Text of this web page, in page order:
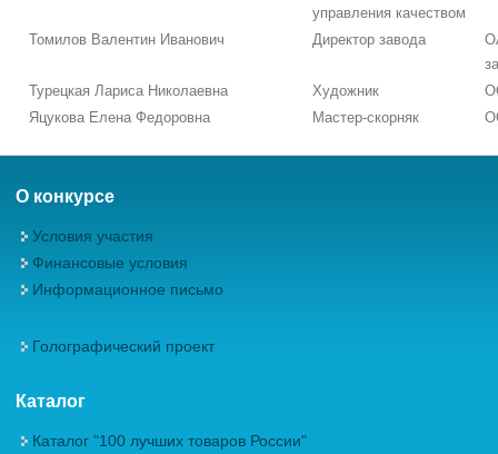
управления качеством
Томилов Валентин Иванович Директор завода
Турецкая Лариса Николаевна
Художник
Яцукова Елена Федоровна
Мастер-скорняк
О конкурсе
Условия участия
Финансовые условия
Информационное письмо
Голографический проект
Каталог
Каталог "100 лучших товаров России"